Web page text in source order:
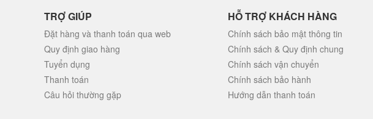
TRỢ GIÚP
Đặt hàng và thanh toán qua web
Quy định giao hàng
Tuyển dụng
Thanh toán
Câu hỏi thường gặp
HỖ TRỢ KHÁCH HÀNG
Chính sách bảo mật thông tin
Chính sách & Quy định chung
Chính sách vận chuyển
Chính sách bảo hành
Hướng dẫn thanh toán